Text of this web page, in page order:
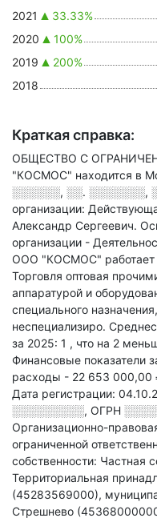
2021
33.33%
2020
100%
2019
200%
2018
Краткая справка:
ОБЩЕСТВО С
"КОСМОС" находится в
░░░░░░, ░░. ░░░░░░░,
организации:
Александр Сергеевич.
организации -
ООО "КОСМОС" работает
Торговля оптовая
аппаратурой и
специального
неспециализиро.
за 2025: 1 , что на 2
Финансовые показатели
расходы - 22 653 000,00
Дата регистрации:
░░░░░░░░░, ОГРН
Организационно-
ограниченной
собственности: Частная
Территориальная
(45283569000),
Стрешнево